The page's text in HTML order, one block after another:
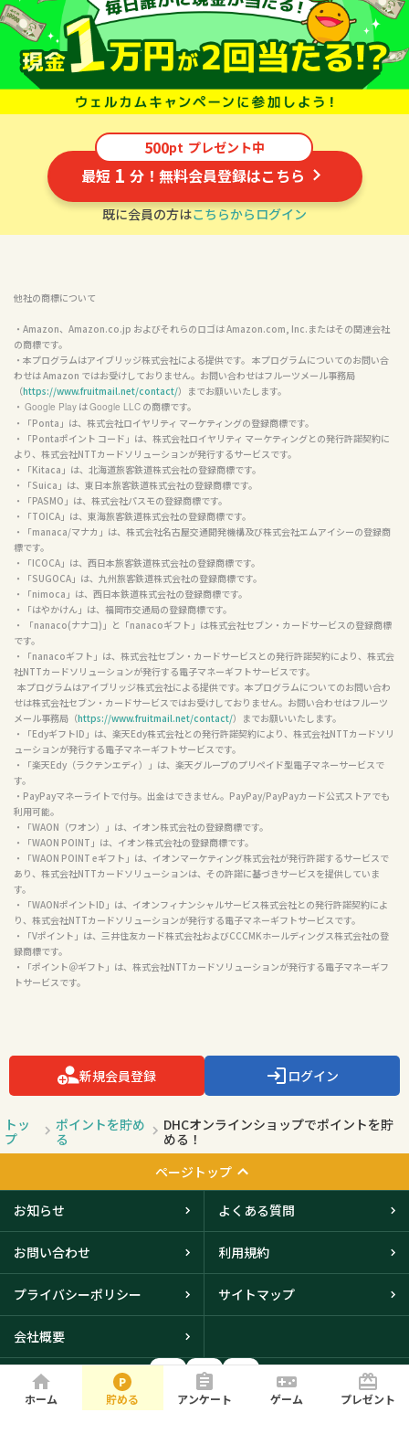
ホーム 貯める アンケート ゲーム プレゼント
500pt プレゼント中
最短 1 分！無料会員登録はこちら
既に会員の方はこちらからログイン
他社の商標について
・Amazon、Amazon.co.jp およびそれらのロゴは Amazon.com, Inc.またはその関連会社
の商標です。
・本プログラムはアイブリッジ株式会社による提供です。 本プログラムについてのお問い合
わせは Amazon ではお受けしておりません。お問い合わせはフルーツメール事務局
（https://www.fruitmail.net/contact/）までお願いいたします。
・ Google Play は Google LLC の商標です。
・「Ponta」は、株式会社ロイヤリティ マーケティングの登録商標です。
・「Pontaポイント コード」は、株式会社ロイヤリティ マーケティングとの発行許諾契約に
より、株式会社NTTカードソリューションが発行するサービスです。
・「Kitaca」は、北海道旅客鉄道株式会社の登録商標です。
・「Suica」は、東日本旅客鉄道株式会社の登録商標です。
・「PASMO」は、株式会社パスモの登録商標です。
・「TOICA」は、東海旅客鉄道株式会社の登録商標です。
・「manaca/マナカ」は、株式会社名古屋交通開発機構及び株式会社エムアイシーの登録商
標です。
・「ICOCA」は、西日本旅客鉄道株式会社の登録商標です。
・「SUGOCA」は、九州旅客鉄道株式会社の登録商標です。
・「nimoca」は、西日本鉄道株式会社の登録商標です。
・「はやかけん」は、福岡市交通局の登録商標です。
・ 「nanaco(ナナコ)」と「nanacoギフト」は株式会社セブン・カードサービスの登録商標
です。
・「nanacoギフト」は、株式会社セブン・カードサービスとの発行許諾契約により、株式会
社NTTカードソリューションが発行する電子マネーギフトサービスです。
せは株式会社セブン・カードサービスではお受けしておりません。お問い合わせはフルーツ
メール事務局（https://www.fruitmail.net/contact/）までお願いいたします。
・「EdyギフトID」は、楽天Edy株式会社との発行許諾契約により、株式会社NTTカードソリ
ューションが発行する電子マネーギフトサービスです。
・「楽天Edy（ラクテンエディ）」は、楽天グループのプリペイド型電子マネーサービスで
す。
・PayPayマネーライトで付与。出金はできません。PayPay/PayPayカード公式ストアでも
利用可能。
・「WAON（ワオン）」は、イオン株式会社の登録商標です。
・「WAON POINT」は、イオン株式会社の登録商標です。
・「WAON POINT eギフト」は、イオンマーケティング株式会社が発行許諾するサービスで
あり、株式会社NTTカードソリューションは、その許諾に基づきサービスを提供していま
す。
・「WAONポイントID」は、イオンフィナンシャルサービス株式会社との発行許諾契約によ
り、株式会社NTTカードソリューションが発行する電子マネーギフトサービスです。
・「Vポイント」は、三井住友カード株式会社およびCCCMKホールディングス株式会社の登
録商標です。
・「ポイント＠ギフト」は、株式会社NTTカードソリューションが発行する電子マネーギフ
トサービスです。
新規会員登録 ログイン
トッ
プ
ポイントを貯め
る
DHCオンラインショップでポイントを貯
める！
ページトップ
お知らせ よくある質問
お問い合わせ 利用規約
プライバシーポリシー サイトマップ
会社概要